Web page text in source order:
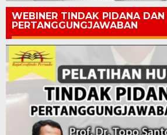
WEBINER TINDAK PIDANA DAN
PERTANGGUNGJAWABAN